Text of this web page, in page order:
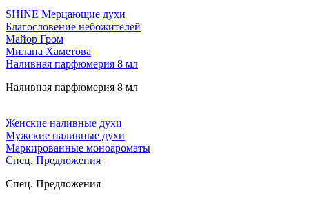
SHINE Мерцающие духи
Благословение небожителей
Майор Гром
Милана Хаметова
Наливная парфюмерия 8 мл
Наливная парфюмерия 8 мл
Женские наливные духи
Мужские наливные духи
Маркированные моноароматы
Cпец. Предложения
Cпец. Предложения